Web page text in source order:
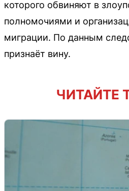
которого обвиняют в
полномочиями и
миграции. По данным
признаёт вину.
ЧИТАЙТЕ